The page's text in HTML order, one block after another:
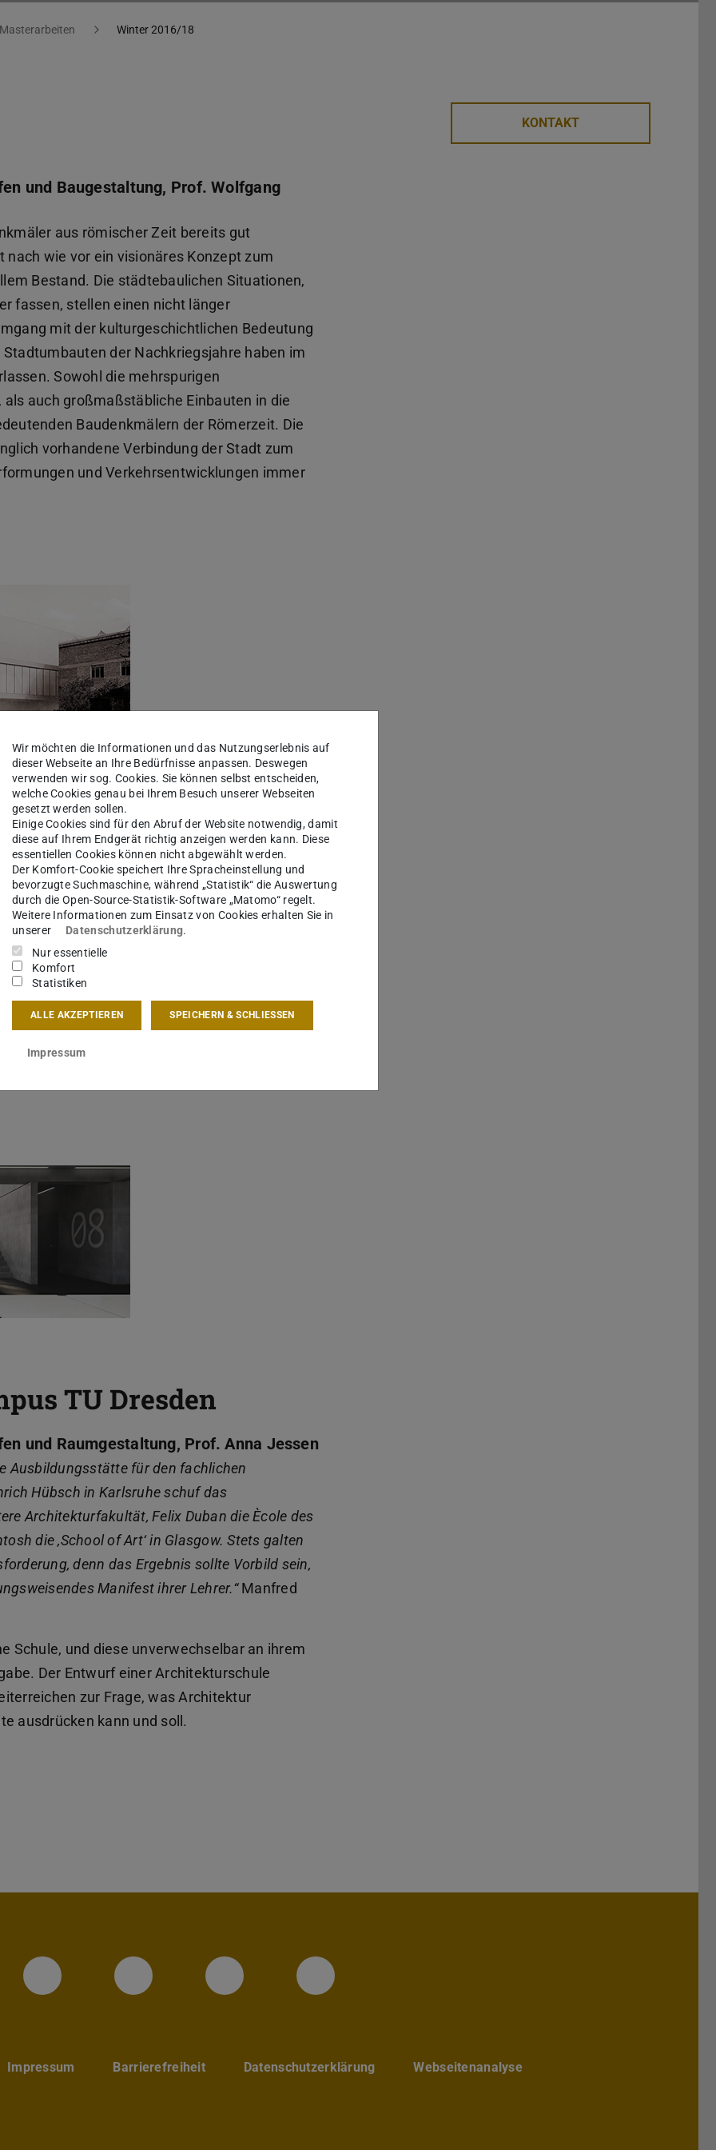
Masterarbeiten Winter 2016/18
und Baugestaltung, Prof. Wolfgang
aus römischer Zeit bereits gut
wie vor ein visionäres Konzept zum
Bestand. Die städtebaulichen Situationen,
fassen, stellen einen nicht länger
mit der kulturgeschichtlichen Bedeutung
der Nachkriegsjahre haben im
Sowohl die mehrspurigen
auch großmaßstäbliche Einbauten in die
Baudenkmälern der Römerzeit. Die
vorhandene Verbindung der Stadt zum
und Verkehrsentwicklungen immer
und Baugestaltung, Prof. Wolfgang
an der Mosel stellen allein durch ihren Rang
Haus im städtischen Kontext, das
dieser Aufgabe. Das
Kelleranlagen soll gleichsam
der Bedeutung der bischöflichen Weingüter
nach einer im besten Sinne nicht
Motivation zugleich sein, die bischöflichen
TU Dresden
und Raumgestaltung, Prof. Anna Jessen
Ausbildungsstätte für den fachlichen
Hübsch in Karlsruhe schuf das
Architekturfakultät, Felix Duban die Ècole des
die ‚School of Art‘ in Glasgow. Stets galten
denn das Ergebnis sollte Vorbild sein,
Manifest ihrer Lehrer.“Manfred
Schule, und diese unverwechselbar an ihrem
Der Entwurf einer Architekturschule
zur Frage, was Architektur
ausdrücken kann und soll.
KONTAKT
Instagram-Seite des Fachbereichs Architektur
LinkedIn-Profil des Fachbereichs Architektur
Facebook-Seite des Fachbereichs Architektur
YouTube-Kanal des Fachbereich
Impressum Barrierefreiheit Datenschutzerklärung Webseitenanalyse
Wir möchten die Informationen und das Nutzungserlebnis auf
dieser Webseite an Ihre Bedürfnisse anpassen. Deswegen
verwenden wir sog. Cookies. Sie können selbst entscheiden,
welche Cookies genau bei Ihrem Besuch unserer Webseiten
gesetzt werden sollen.
Einige Cookies sind für den Abruf der Website notwendig, damit
diese auf Ihrem Endgerät richtig anzeigen werden kann. Diese
essentiellen Cookies können nicht abgewählt werden.
Der Komfort-Cookie speichert Ihre Spracheinstellung und
bevorzugte Suchmaschine, während „Statistik“ die Auswertung
durch die Open-Source-Statistik-Software „Matomo“ regelt.
Weitere Informationen zum Einsatz von Cookies erhalten Sie in
unserer
Datenschutzerklärung.
Nur essentielle
Komfort
Statistiken
ALLE AKZEPTIEREN SPEICHERN & SCHLIESSEN
Impressum